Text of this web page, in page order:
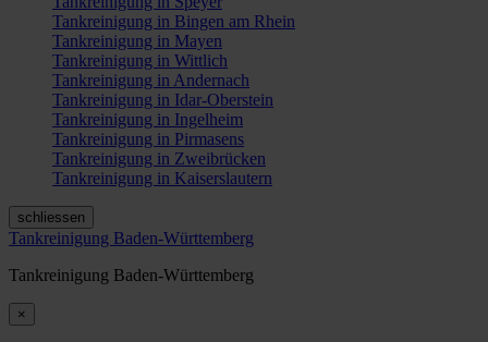
Tankreinigung in Bingen am Rhein
Tankreinigung in Mayen
Tankreinigung in Wittlich
Tankreinigung in Andernach
Tankreinigung in Idar-Oberstein
Tankreinigung in Ingelheim
Tankreinigung in Pirmasens
Tankreinigung in Zweibrücken
Tankreinigung in Kaiserslautern
schliessen
Tankreinigung Baden-Württemberg
Tankreinigung Baden-Württemberg
×